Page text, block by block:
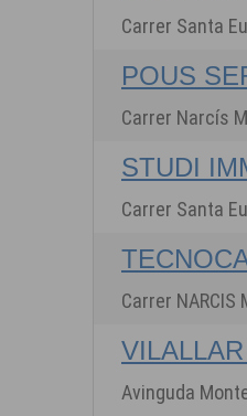
Carrer Santa
POUS
Carrer Narcís
STUDI
Carrer Santa
Carrer NARCIS
Avinguda